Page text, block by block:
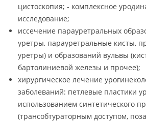
цистоскопия; - комплексное
исследование;
иссечение парауретральных
уретры, парауретральные кисты,
уретры) и образований вульвы
бартолиниевой железы и прочее);
хирургическое лечение
заболеваний: петлевые пластики
использованием синтетического
(трансобтураторным доступом,